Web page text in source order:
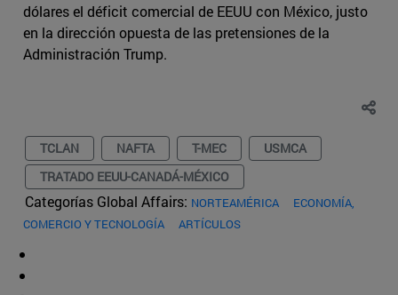
dólares el déficit comercial de EEUU con México, justo
en la dirección opuesta de las pretensiones de la
Administración Trump.
TCLAN NAFTA T-MEC
USMCA
TRATADO EEUU-CANADÁ-MÉXICO
Categorías Global Affairs: NORTEAMÉRICA
ECONOMÍA,
COMERCIO Y TECNOLOGÍA
ARTÍCULOS